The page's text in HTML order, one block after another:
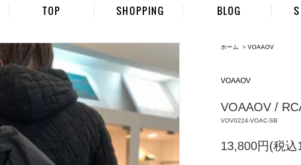
TOP SHOPPING BLOG
ホーム > VOAAOV
VOAAOV
VOAAOV /
VOV0224-VOAC-SB
13,800円(税